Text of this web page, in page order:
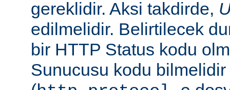
gereklidir. Aksi takdirde,
edilmelidir. Belirtilecek
bir HTTP Status kodu
Sunucusu kodu bilmelidir